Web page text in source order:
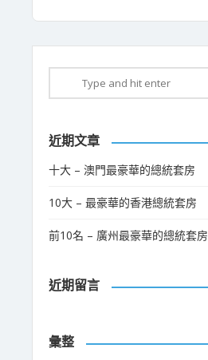
近期文章
十大 – 澳門最豪華的總統套房
10大 – 最豪華的香港總統套房
前10名 – 廣州最豪華的總統套房
近期留言
彙整